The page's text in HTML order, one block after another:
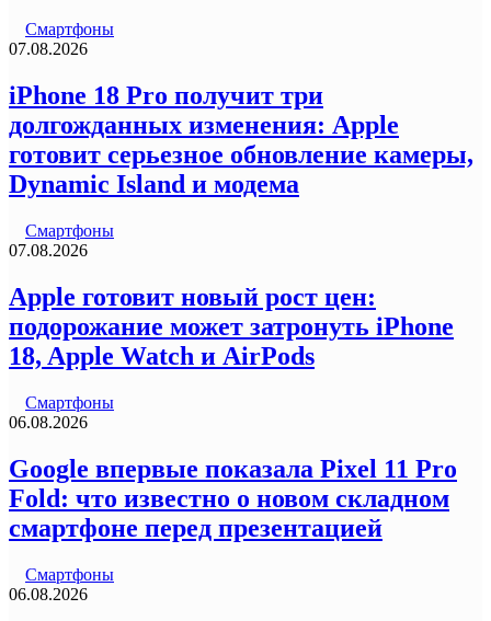
Смартфоны
07.08.2026
iPhone 18 Pro получит три
долгожданных изменения: Apple
готовит серьезное обновление камеры,
Dynamic Island и модема
Смартфоны
07.08.2026
Apple готовит новый рост цен:
подорожание может затронуть iPhone
18, Apple Watch и AirPods
Смартфоны
06.08.2026
Google впервые показала Pixel 11 Pro
Fold: что известно о новом складном
смартфоне перед презентацией
Смартфоны
06.08.2026